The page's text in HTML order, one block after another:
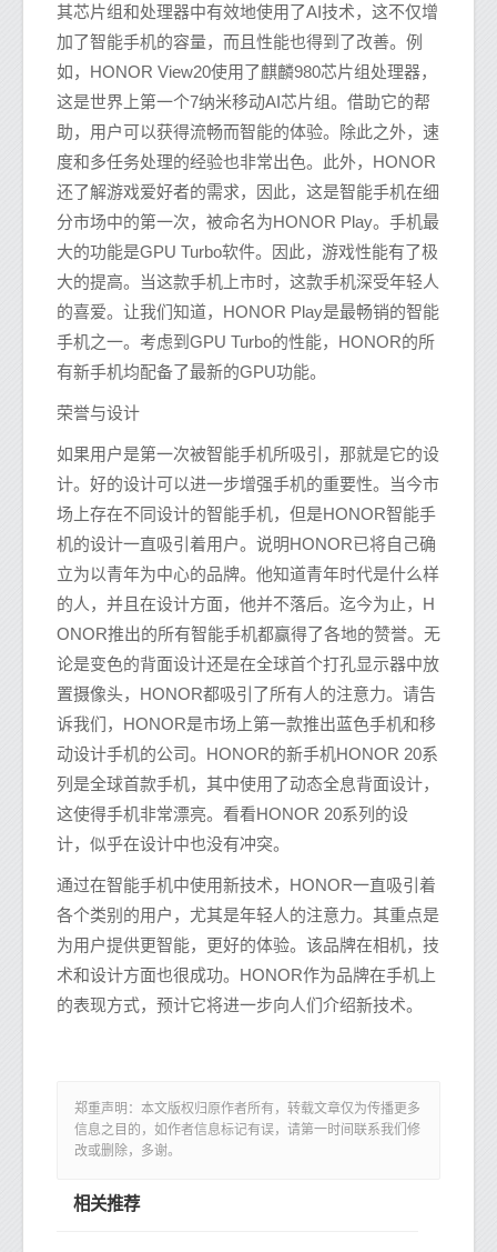
其芯片组和处理器中有效地使用了AI技术，这不仅增
加了智能手机的容量，而且性能也得到了改善。例
如，HONOR View20使用了麒麟980芯片组处理器，
这是世界上第一个7纳米移动AI芯片组。借助它的帮
助，用户可以获得流畅而智能的体验。除此之外，速
度和多任务处理的经验也非常出色。此外，HONOR
还了解游戏爱好者的需求，因此，这是智能手机在细
分市场中的第一次，被命名为HONOR Play。手机最
大的功能是GPU Turbo软件。因此，游戏性能有了极
大的提高。当这款手机上市时，这款手机深受年轻人
的喜爱。让我们知道，HONOR Play是最畅销的智能
手机之一。考虑到GPU Turbo的性能，HONOR的所
有新手机均配备了最新的GPU功能。
荣誉与设计
如果用户是第一次被智能手机所吸引，那就是它的设
计。好的设计可以进一步增强手机的重要性。当今市
场上存在不同设计的智能手机，但是HONOR智能手
机的设计一直吸引着用户。说明HONOR已将自己确
立为以青年为中心的品牌。他知道青年时代是什么样
的人，并且在设计方面，他并不落后。迄今为止，H
ONOR推出的所有智能手机都赢得了各地的赞誉。无
论是变色的背面设计还是在全球首个打孔显示器中放
置摄像头，HONOR都吸引了所有人的注意力。请告
诉我们，HONOR是市场上第一款推出蓝色手机和移
动设计手机的公司。HONOR的新手机HONOR 20系
列是全球首款手机，其中使用了动态全息背面设计，
这使得手机非常漂亮。看看HONOR 20系列的设
计，似乎在设计中也没有冲突。
通过在智能手机中使用新技术，HONOR一直吸引着
各个类别的用户，尤其是年轻人的注意力。其重点是
为用户提供更智能，更好的体验。该品牌在相机，技
术和设计方面也很成功。HONOR作为品牌在手机上
的表现方式，预计它将进一步向人们介绍新技术。
郑重声明：本文版权归原作者所有，转载文章仅为传播更多
信息之目的，如作者信息标记有误，请第一时间联系我们修
改或删除，多谢。
相关推荐